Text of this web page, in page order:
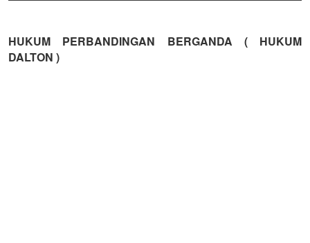
HUKUM PERBANDINGAN BERGANDA ( HUKUM
DALTON )